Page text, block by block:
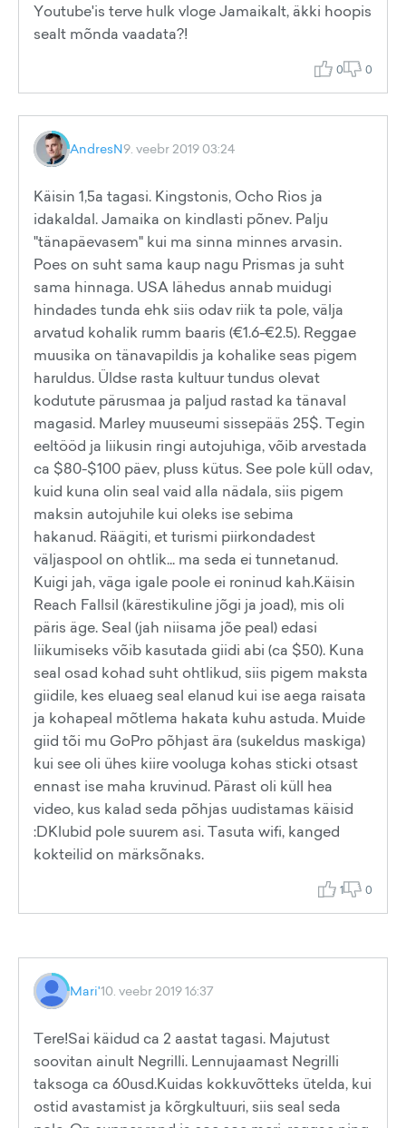
Youtube'is terve hulk vloge Jamaikalt, äkki hoopis
sealt mõnda vaadata?!
0 0
AndresN9. veebr 2019 03:24
Käisin 1,5a tagasi. Kingstonis, Ocho Rios ja
idakaldal. Jamaika on kindlasti põnev. Palju
"tänapäevasem" kui ma sinna minnes arvasin.
Poes on suht sama kaup nagu Prismas ja suht
sama hinnaga. USA lähedus annab muidugi
hindades tunda ehk siis odav riik ta pole, välja
arvatud kohalik rumm baaris (€1.6-€2.5). Reggae
muusika on tänavapildis ja kohalike seas pigem
haruldus. Üldse rasta kultuur tundus olevat
kodutute pärusmaa ja paljud rastad ka tänaval
magasid. Marley muuseumi sissepääs 25$. Tegin
eeltööd ja liikusin ringi autojuhiga, võib arvestada
ca $80-$100 päev, pluss kütus. See pole küll odav,
kuid kuna olin seal vaid alla nädala, siis pigem
maksin autojuhile kui oleks ise sebima
hakanud. Räägiti, et turismi piirkondadest
väljaspool on ohtlik... ma seda ei tunnetanud.
Kuigi jah, väga igale poole ei roninud kah.Käisin
Reach Fallsil (kärestikuline jõgi ja joad), mis oli
päris äge. Seal (jah niisama jõe peal) edasi
liikumiseks võib kasutada giidi abi (ca $50). Kuna
seal osad kohad suht ohtlikud, siis pigem maksta
giidile, kes eluaeg seal elanud kui ise aega raisata
ja kohapeal mõtlema hakata kuhu astuda. Muide
giid tõi mu GoPro põhjast ära (sukeldus maskiga)
kui see oli ühes kiire vooluga kohas sticki otsast
ennast ise maha kruvinud. Pärast oli küll hea
video, kus kalad seda põhjas uudistamas käisid
:DKlubid pole suurem asi. Tasuta wifi, kanged
kokteilid on märksõnaks.
1 0
Mari'10. veebr 2019 16:37
Tere!Sai käidud ca 2 aastat tagasi. Majutust
soovitan ainult Negrilli. Lennujaamast Negrilli
taksoga ca 60usd.Kuidas kokkuvõtteks ütelda, kui
ostid avastamist ja kõrgkultuuri, siis seal seda